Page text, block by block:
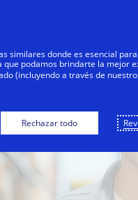
Personas
similares donde es esencial
podamos brindarte la mejor
(incluyendo a través de
Rechazar todo